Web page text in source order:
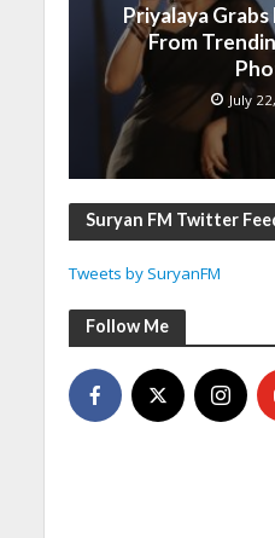
Priyalaya
From
July
Suryan FM Twitter
Tweets by SuryanFM
Follow Me